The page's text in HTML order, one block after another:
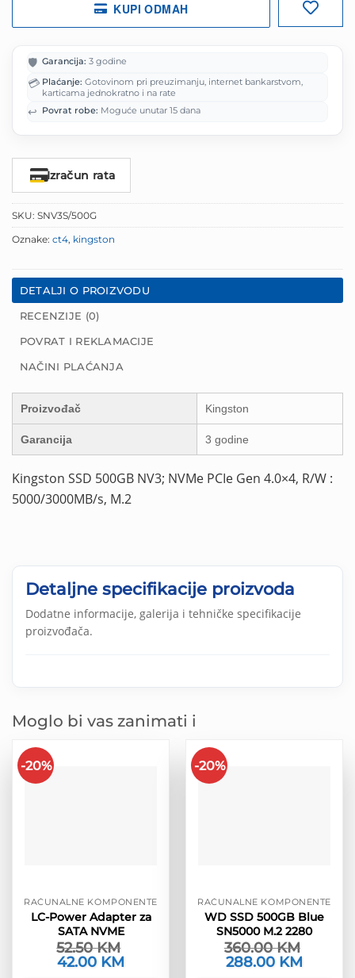
KUPI ODMAH
🛡️ Garancija: 3 godine
💳 Plaćanje: Gotovinom pri preuzimanju, internet bankarstvom,
karticama jednokratno i na rate
↩️ Povrat robe: Moguće unutar 15 dana
Izračun rata
SKU: SNV3S/500G
Oznake: ct4, kingston
DETALJI O PROIZVODU
RECENZIJE (0)
POVRAT I REKLAMACIJE
NAČINI PLAĆANJA
Proizvođač Kingston
Garancija 3 godine
Kingston SSD 500GB NV3; NVMe PCIe Gen 4.0×4, R/W :
5000/3000MB/s, M.2
Detaljne specifikacije proizvoda
Dodatne informacije, galerija i tehničke specifikacije
proizvođača.
Moglo bi vas zanimati i
-20%
RAČUNALNE KOMPONENTE
LC-Power Adapter za
SATA NVME
52.50KM
Izvorna
cijena
42.00 KM
-20%
RAČUNALNE KOMPONENTE
WD SSD 500GB Blue
SN5000 M.2 2280
360.00KM
Izvorna
cijena
288.00 KM